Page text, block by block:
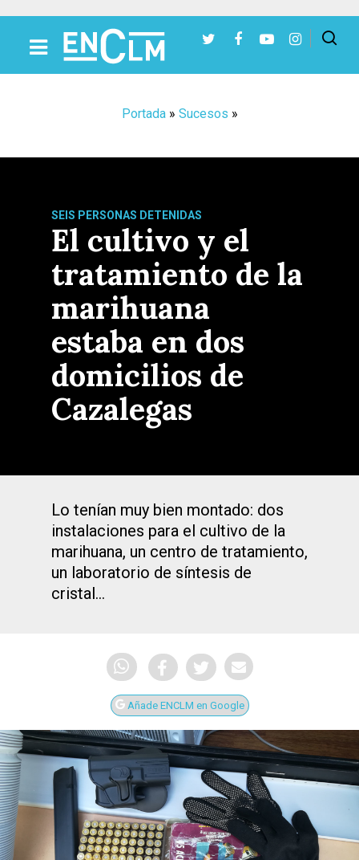
Portada» Sucesos »
SEIS PERSONAS DETENIDAS
El cultivo y el
tratamiento de la
marihuana
estaba en dos
domicilios de
Cazalegas
Lo tenían muy bien montado: dos
instalaciones para el cultivo de la
marihuana, un centro de tratamiento,
un laboratorio de síntesis de
cristal…
Añade ENCLM en Google